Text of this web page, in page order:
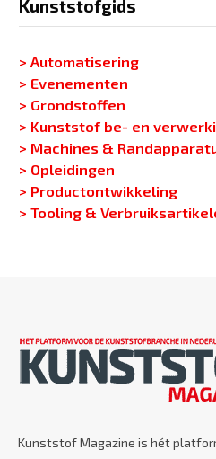
Kunststofgids
> Automatisering
> Evenementen
> Grondstoffen
> Kunststof be- en
> Machines &
> Opleidingen
> Productontwikkeling
> Tooling &
Kunststof Magazine is hét